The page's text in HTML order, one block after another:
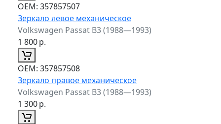
ОЕМ: 357857507
Зеркало левое механическое
Volkswagen Passat B3 (1988—1993)
1 800р.
ОЕМ: 357857508
Зеркало правое механическое
Volkswagen Passat B3 (1988—1993)
1 300р.